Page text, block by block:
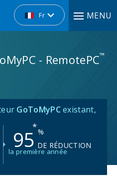
Fr MENU
- RemotePC™
GoToMyPCexistant,
95
*%
DE RÉDUCTION
la première année